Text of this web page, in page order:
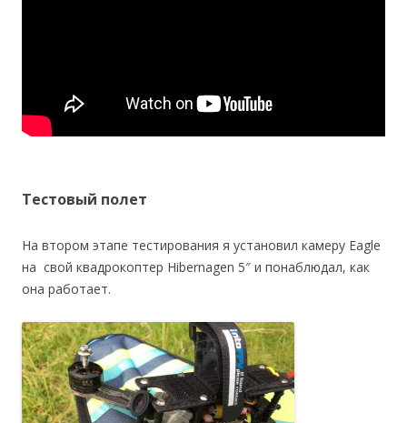
Тестовый полет
На втором этапе тестирования я установил камеру Eagle
на свой квадрокоптер Hibernagen 5″ и понаблюдал, как
она работает.